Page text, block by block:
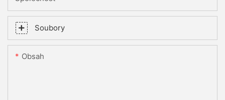
Soubory
Obsah